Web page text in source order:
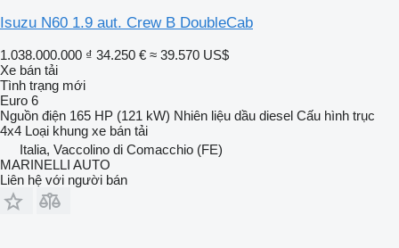
Isuzu N60 1.9 aut. Crew B DoubleCab
1.038.000.000 ₫ 34.250 € ≈ 39.570 US$
Xe bán tải
Tình trạng mới
Euro 6
Nguồn điện 165 HP (121 kW) Nhiên liệu dầu diesel Cấu hình trục
4x4 Loại khung xe bán tải
Italia, Vaccolino di Comacchio (FE)
MARINELLI AUTO
Liên hệ với người bán